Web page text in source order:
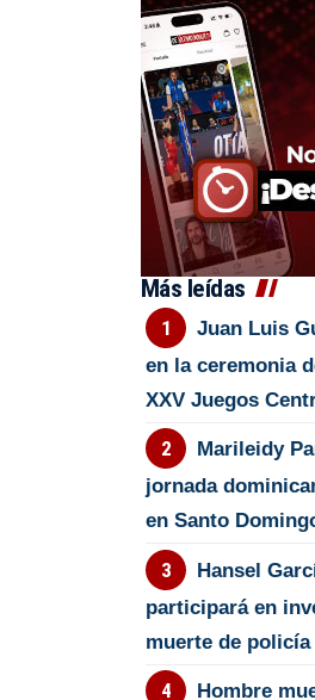
Más leídas
Juan Luis
en la ceremonia
XXV Juegos
Marileidy
jornada
en Santo
Hansel
participará en
muerte de policía
Hombre